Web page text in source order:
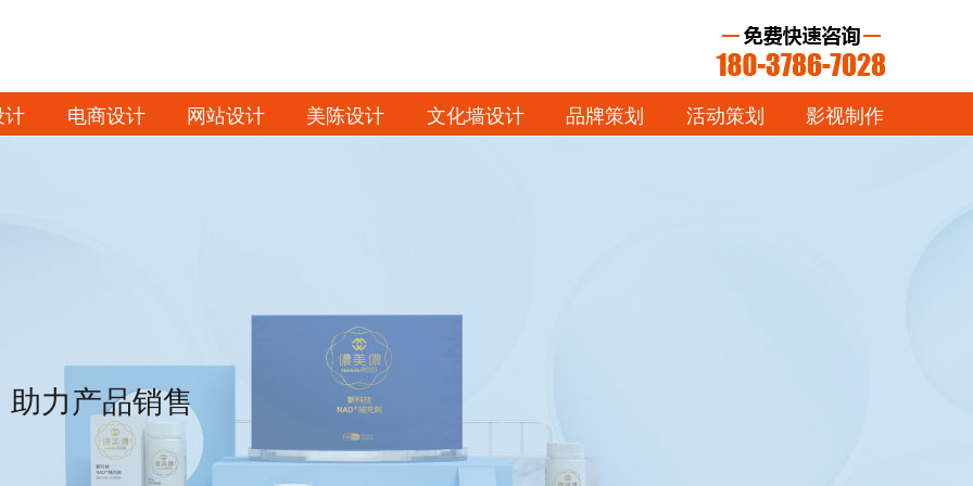
计 电商设计 网站设计 美陈设计 文化墙设计 品牌策划 活动策划 影视制作
助力产品销售